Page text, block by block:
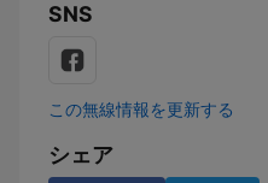
SNS
この無線情報を更新する
シェア